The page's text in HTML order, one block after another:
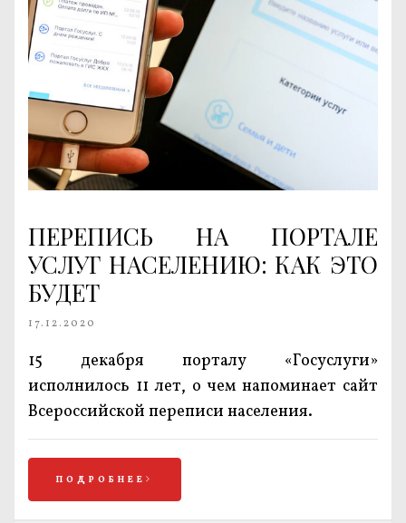
ПЕРЕПИСЬ НА ПОРТАЛЕ
УСЛУГ НАСЕЛЕНИЮ: КАК ЭТО
БУДЕТ
17.12.2020
15 декабря порталу «Госуслуги»
исполнилось 11 лет, о чем напоминает сайт
Всероссийской переписи населения.
ПОДРОБНЕЕ